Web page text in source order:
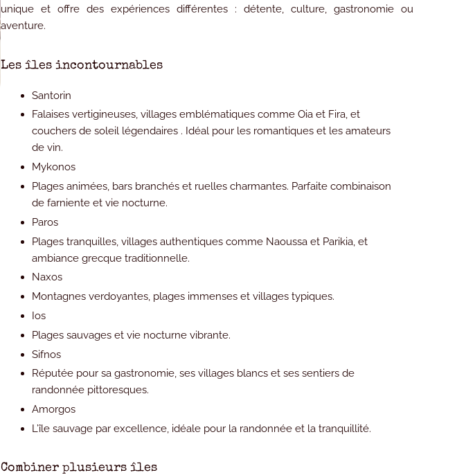
unique et offre des expériences différentes : détente, culture, gastronomie ou
aventure.
Les îles incontournables
Santorin
Falaises vertigineuses, villages emblématiques comme Oia et Fira, et
couchers de soleil légendaires . Idéal pour les romantiques et les amateurs
de vin.
Mykonos
Plages animées, bars branchés et ruelles charmantes. Parfaite combinaison
de farniente et vie nocturne.
Paros
Plages tranquilles, villages authentiques comme Naoussa et Parikia, et
ambiance grecque traditionnelle.
Naxos
Montagnes verdoyantes, plages immenses et villages typiques.
Ios
Plages sauvages et vie nocturne vibrante.
Sifnos
Réputée pour sa gastronomie, ses villages blancs et ses sentiers de
randonnée pittoresques.
Amorgos
L’île sauvage par excellence, idéale pour la randonnée et la tranquillité.
Combiner plusieurs îles